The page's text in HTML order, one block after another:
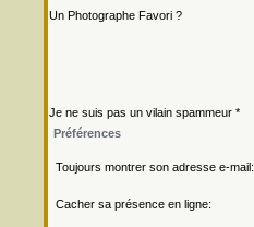
Un Photographe Favori ?
Je ne suis pas un vilain spammeur *
Préférences
Toujours montrer son adresse e-mail:
Cacher sa présence en ligne: